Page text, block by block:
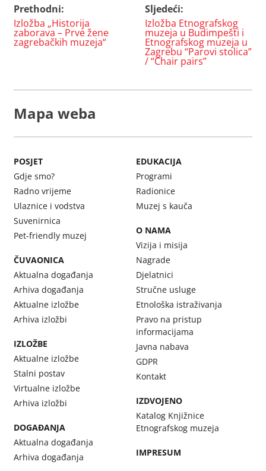
Navigacija
objava
Prethodni:
Izložba „Historija
zaborava – Prve žene
zagrebačkih muzeja“
Sljedeći:
Izložba Etnografskog
muzeja u Budimpešti i
Etnografskog muzeja u
Zagrebu “Parovi stolica”
/ “Chair pairs”
Mapa weba
POSJET
Gdje smo?
Radno vrijeme
Ulaznice i vodstva
Suvenirnica
Pet-friendly muzej
ČUVAONICA
Aktualna događanja
Arhiva događanja
Aktualne izložbe
Arhiva izložbi
IZLOŽBE
Aktualne izložbe
Stalni postav
Virtualne izložbe
Arhiva izložbi
DOGAĐANJA
Aktualna događanja
Arhiva događanja
EDUKACIJA
Programi
Radionice
Muzej s kauča
O NAMA
Vizija i misija
Nagrade
Djelatnici
Stručne usluge
Etnološka istraživanja
Pravo na pristup
informacijama
Javna nabava
GDPR
Kontakt
IZDVOJENO
Katalog Knjižnice
Etnografskog muzeja
IMPRESUM